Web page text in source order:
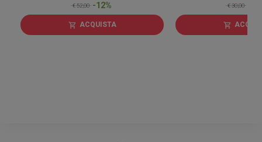
€ 52,00 -12%
shopping_cart ACQUISTA
€ 30,00
shopping_cart